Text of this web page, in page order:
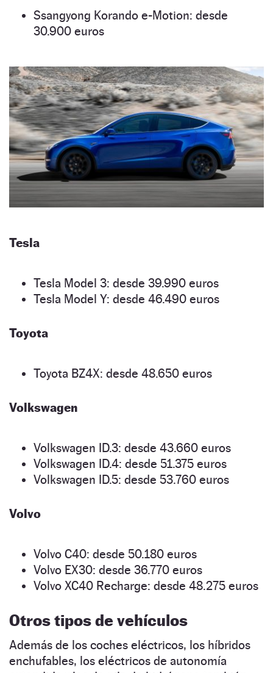
Ssangyong Korando e-Motion: desde
30.900 euros
Tesla
Tesla Model 3: desde 39.990 euros
Tesla Model Y: desde 46.490 euros
Toyota
Toyota BZ4X: desde 48.650 euros
Volkswagen
Volkswagen ID.3: desde 43.660 euros
Volkswagen ID.4: desde 51.375 euros
Volkswagen ID.5: desde 53.760 euros
Volvo
Volvo C40: desde 50.180 euros
Volvo EX30: desde 36.770 euros
Volvo XC40 Recharge: desde 48.275 euros
Otros tipos de vehículos
Además de los coches eléctricos, los híbridos
enchufables, los eléctricos de autonomía